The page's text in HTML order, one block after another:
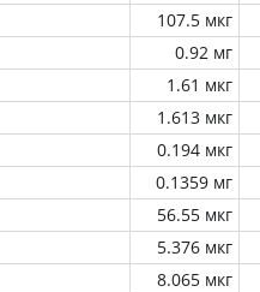
107.5 мкг
0.92 мг
1.61 мкг
1.613 мкг
0.194 мкг
0.1359 мг
56.55 мкг
5.376 мкг
8.065 мкг